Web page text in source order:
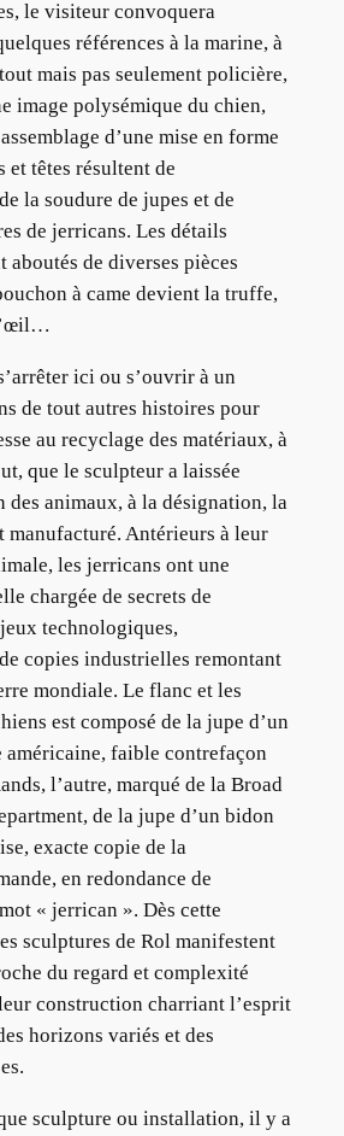
le visiteur convoquera
références à la marine, à
mais pas seulement policière,
image polysémique du chien,
d’une mise en forme
et têtes résultent de
la soudure de jupes et de
de jerricans. Les détails
aboutés de diverses pièces
à came devient la truffe,
ici ou s’ouvrir à un
de tout autres histoires pour
au recyclage des matériaux, à
que le sculpteur a laissée
animaux, à la désignation, la
manufacturé. Antérieurs à leur
les jerricans ont une
chargée de secrets de
technologiques,
copies industrielles remontant
mondiale. Le flanc et les
est composé de la jupe d’un
américaine, faible contrefaçon
l’autre, marqué de la Broad
de la jupe d’un bidon
exacte copie de la
en redondance de
« jerrican ». Dès cette
sculptures de Rol manifestent
du regard et complexité
construction charriant l’esprit
horizons variés et des
sculpture ou installation, il y a